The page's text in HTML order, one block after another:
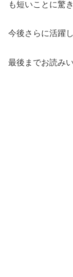
も短いことに驚
今後さらに活躍
最後までお読み